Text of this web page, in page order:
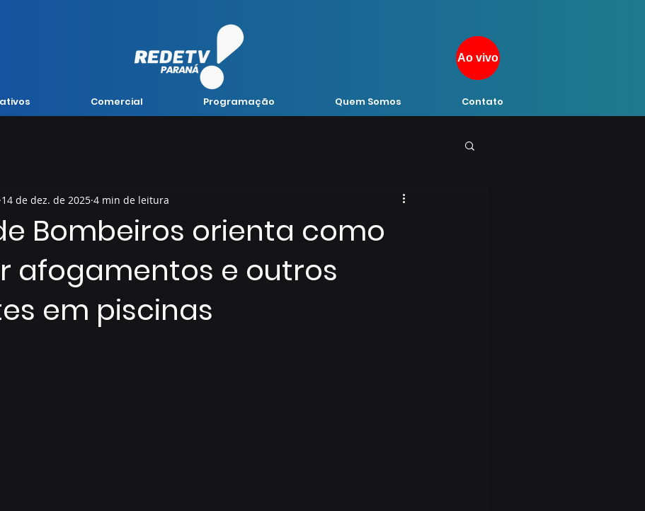
Comercial Programação Quem Somos Contato
Ao vivo
Bombeiros orienta como
afogamentos e outros
em piscinas
14 de dez. de 2025 4 min de leitura